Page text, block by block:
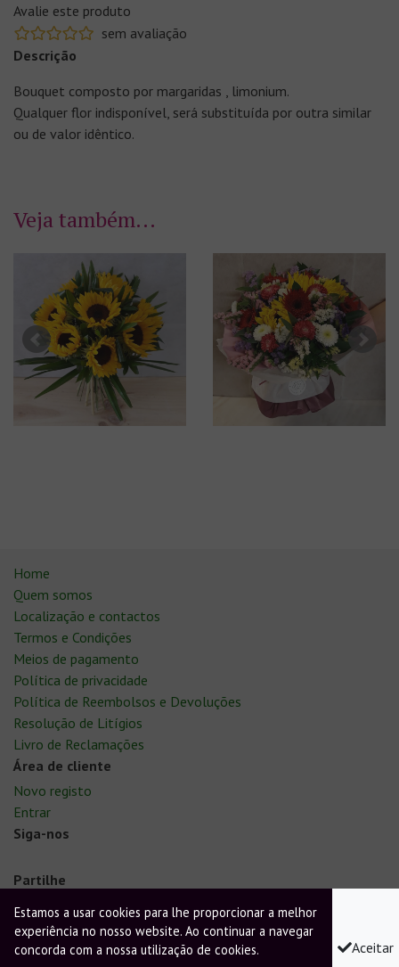
Avalie este produto
sem avaliação
Descrição
Bouquet composto por margaridas , limonium.
Qualquer flor indisponível, será substituída por outra similar
ou de valor idêntico.
Veja também...
Estamos a usar cookies para lhe proporcionar a melhor
experiência no nosso website. Ao continuar a navegar
concorda com a nossa utilização de cookies.
Aceitar
Home
Quem somos
Localização e contactos
Termos e Condições
Meios de pagamento
Política de privacidade
Política de Reembolsos e Devoluções
Resolução de Litígios
Livro de Reclamações
Área de cliente
Novo registo
Entrar
Siga-nos
Partilhe
Os preços indicados já incluem o I.V.A. à taxa legal em vigor.